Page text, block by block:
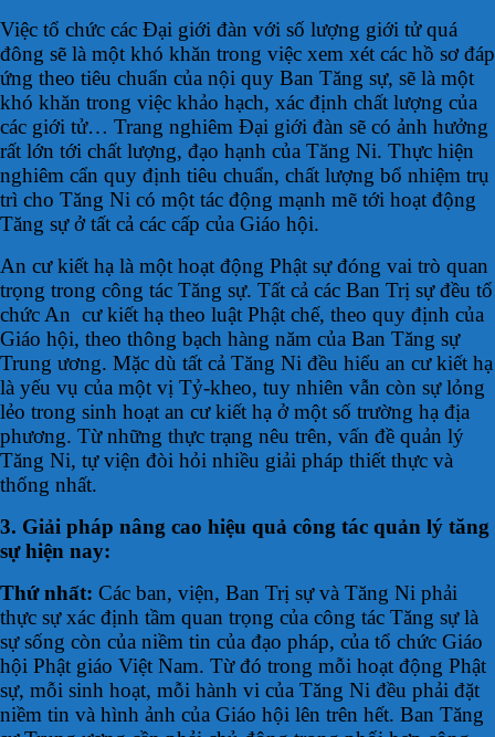
Việc tổ chức các Đại giới đàn với số lượng giới tử quá
đông sẽ là một khó khăn trong việc xem xét các hồ sơ đáp
ứng theo tiêu chuẩn của nội quy Ban Tăng sự, sẽ là một
khó khăn trong việc khảo hạch, xác định chất lượng của
các giới tử… Trang nghiêm Đại giới đàn sẽ có ảnh hưởng
rất lớn tới chất lượng, đạo hạnh của Tăng Ni. Thực hiện
nghiêm cẩn quy định tiêu chuẩn, chất lượng bổ nhiệm trụ
trì cho Tăng Ni có một tác động mạnh mẽ tới hoạt động
Tăng sự ở tất cả các cấp của Giáo hội.
An cư kiết hạ là một hoạt động Phật sự đóng vai trò quan
trọng trong công tác Tăng sự. Tất cả các Ban Trị sự đều tổ
chức An cư kiết hạ theo luật Phật chế, theo quy định của
Giáo hội, theo thông bạch hàng năm của Ban Tăng sự
Trung ương. Mặc dù tất cả Tăng Ni đều hiểu an cư kiết hạ
là yếu vụ của một vị Tỷ-kheo, tuy nhiên vẫn còn sự lỏng
lẻo trong sinh hoạt an cư kiết hạ ở một số trường hạ địa
phương. Từ những thực trạng nêu trên, vấn đề quản lý
Tăng Ni, tự viện đòi hỏi nhiều giải pháp thiết thực và
thống nhất.
3. Giải pháp nâng cao hiệu quả công tác quản lý tăng
sự hiện nay:
Thứ nhất: Các ban, viện, Ban Trị sự và Tăng Ni phải
thực sự xác định tầm quan trọng của công tác Tăng sự là
sự sống còn của niềm tin của đạo pháp, của tổ chức Giáo
hội Phật giáo Việt Nam. Từ đó trong mỗi hoạt động Phật
sự, mỗi sinh hoạt, mỗi hành vi của Tăng Ni đều phải đặt
niềm tin và hình ảnh của Giáo hội lên trên hết. Ban Tăng